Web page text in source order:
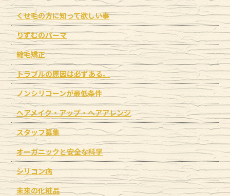
くせ毛の方に知って欲しい事
りずむのパーマ
縮毛矯正
トラブルの原因は必ずある。
ノンシリコーンが最低条件
ヘアメイク・アップ・ヘアアレンジ
スタッフ募集
オーガニックと安全な科学
シリコン病
未来の化粧品